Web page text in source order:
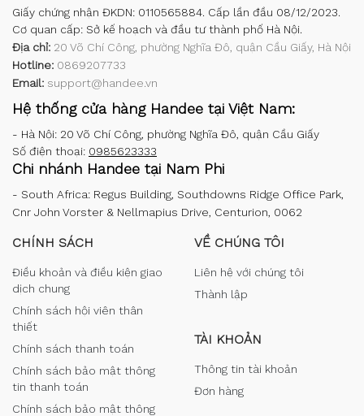
Giấy chứng nhận ĐKDN: 0110565884. Cấp lần đầu 08/12/2023.
Cơ quan cấp: Sở kế hoạch và đầu tư thành phố Hà Nội.
Địa chỉ: 20 Võ Chí Công, phường Nghĩa Đô, quận Cầu Giấy, Hà Nội
Hotline: 0869207733
Email: support@handee.vn
Hệ thống cửa hàng Handee tại Việt Nam:
- Hà Nội: 20 Võ Chí Công, phường Nghĩa Đô, quận Cầu Giấy
Số điện thoại: 0985623333
Chi nhánh Handee tại Nam Phi
- South Africa: Regus Building, Southdowns Ridge Office Park,
Cnr John Vorster & Nellmapius Drive, Centurion, 0062
CHÍNH SÁCH
Điều khoản và điều kiện giao
dịch chung
Chính sách hội viên thân
thiết
Chính sách thanh toán
Chính sách bảo mật thông
tin thanh toán
Chính sách bảo mật thông
VỀ CHÚNG TÔI
Liên hệ với chúng tôi
Thành lập
TÀI KHOẢN
Thông tin tài khoản
Đơn hàng